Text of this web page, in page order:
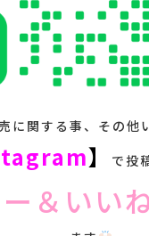
に関する事、その他
】 で投
＆いい